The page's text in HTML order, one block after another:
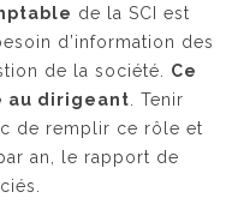
de la SCI est
d’information des
de la société. Ce
au dirigeant . Tenir
de remplir ce rôle et
an, le rapport de